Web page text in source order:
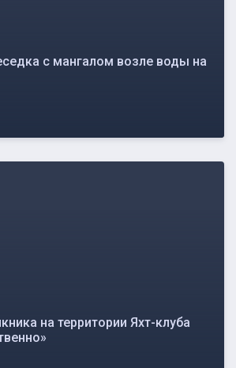
с мангалом возле воды на
на территории Яхт-клуба